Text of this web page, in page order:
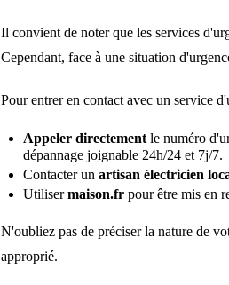
Il convient de noter que les services
Cependant, face à une situation
Pour entrer en contact avec un service
Appeler directement le numéro
dépannage joignable 24h/24 et 7j/7.
Contacter un artisan électricien
Utilisermaison.fr pour être mis en
N'oubliez pas de préciser la nature de
approprié.